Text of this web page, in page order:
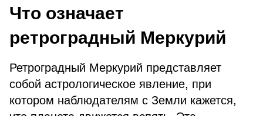
Что означает
ретроградный Меркурий
Ретроградный Меркурий представляет
собой астрологическое явление, при
котором наблюдателям с Земли кажется,